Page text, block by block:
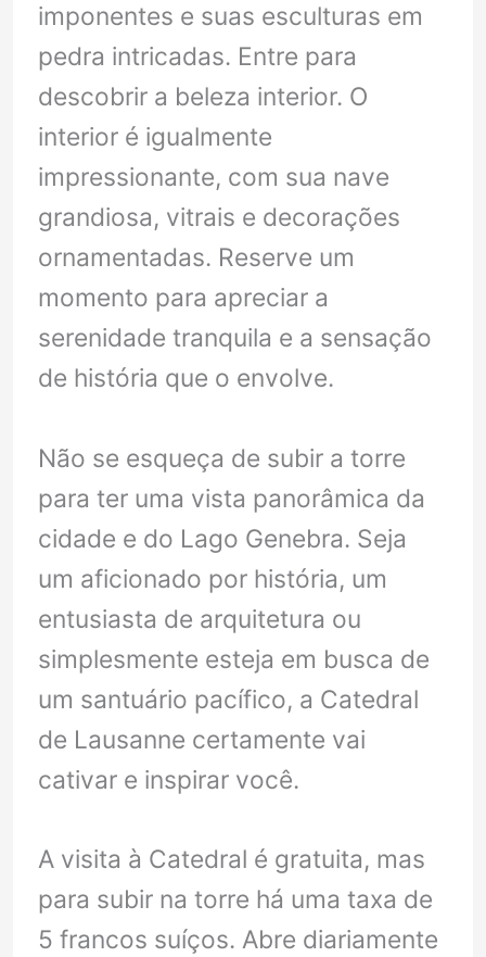
imponentes e suas esculturas em
pedra intricadas. Entre para
descobrir a beleza interior. O
interior é igualmente
impressionante, com sua nave
grandiosa, vitrais e decorações
ornamentadas. Reserve um
momento para apreciar a
serenidade tranquila e a sensação
de história que o envolve.
Não se esqueça de subir a torre
para ter uma vista panorâmica da
cidade e do Lago Genebra. Seja
um aficionado por história, um
entusiasta de arquitetura ou
simplesmente esteja em busca de
um santuário pacífico, a Catedral
de Lausanne certamente vai
cativar e inspirar você.
A visita à Catedral é gratuita, mas
para subir na torre há uma taxa de
5 francos suíços. Abre diariamente